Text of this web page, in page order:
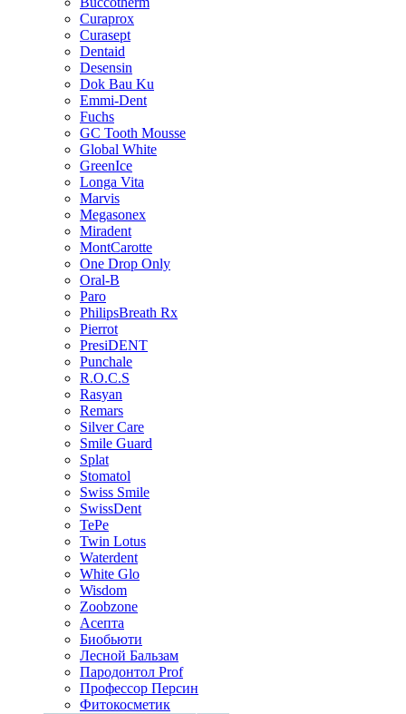
Curaprox
Curasept
Dentaid
Desensin
Dok Bau Ku
Emmi-Dent
Fuchs
GC Tooth Mousse
Global White
GreenIce
Longa Vita
Marvis
Megasonex
Miradent
MontCarotte
One Drop Only
Oral-B
Paro
PhilipsBreath Rx
Pierrot
PresiDENT
Punchale
R.O.C.S
Rasyan
Remars
Silver Care
Smile Guard
Splat
Stomatol
Swiss Smile
SwissDent
TePe
Twin Lotus
Waterdent
White Glo
Wisdom
Zoobzone
Асепта
Биобьюти
Лесной Бальзам
Пародонтол Prof
Профессор Персин
Фитокосметик